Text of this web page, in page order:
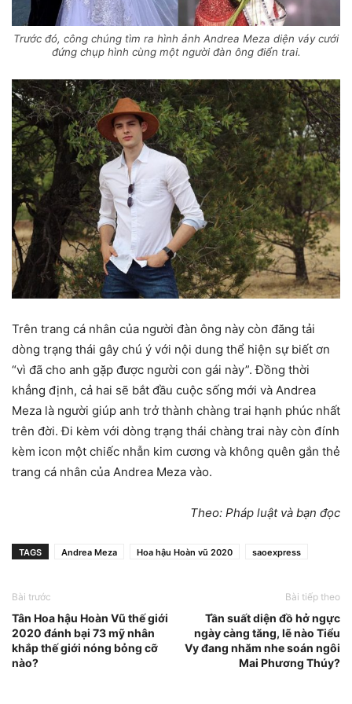
Trước đó, công chúng tìm ra hình ảnh Andrea Meza diện váy cưới
đứng chụp hình cùng một người đàn ông điển trai.
Trên trang cá nhân của người đàn ông này còn đăng tải
dòng trạng thái gây chú ý với nội dung thể hiện sự biết ơn
“vì đã cho anh gặp được người con gái này”. Đồng thời
khẳng định, cả hai sẽ bắt đầu cuộc sống mới và Andrea
Meza là người giúp anh trở thành chàng trai hạnh phúc nhất
trên đời. Đi kèm với dòng trạng thái chàng trai này còn đính
kèm icon một chiếc nhẫn kim cương và không quên gắn thẻ
trang cá nhân của Andrea Meza vào.
Theo: Pháp luật và bạn đọc
TAGS Andrea Meza Hoa hậu Hoàn vũ 2020 saoexpress
Bài trước
Tân Hoa hậu Hoàn Vũ thế giới
2020 đánh bại 73 mỹ nhân
khắp thế giới nóng bỏng cỡ
nào?
Bài tiếp theo
Tần suất diện đồ hở ngực
ngày càng tăng, lẽ nào Tiểu
Vy đang nhăm nhe soán ngôi
Mai Phương Thúy?